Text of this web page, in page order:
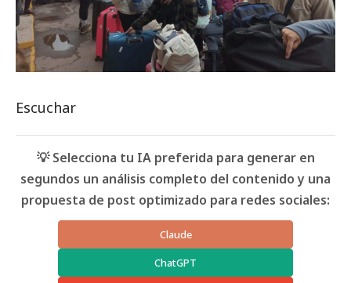
Escuchar
💡 Selecciona tu IA preferida para generar en
segundos un análisis completo del contenido y una
propuesta de post optimizado para redes sociales:
Claude
ChatGPT